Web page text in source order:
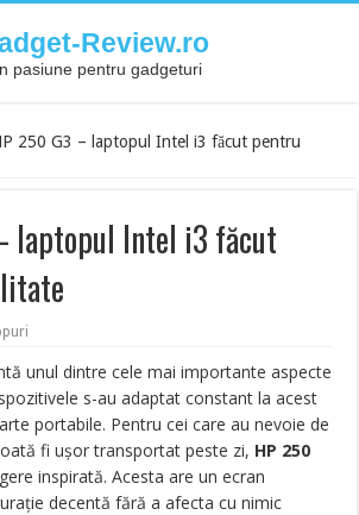
Review.ro
pasiune pentru gadgeturi
250 G3 – laptopul Intel i3 făcut pentru
laptopul Intel i3 făcut
unul dintre cele mai importante aspecte
s-au adaptat constant la acest
portabile. Pentru cei care au nevoie de
fi ușor transportat peste zi, HP 250
inspirată. Acesta are un ecran
decentă fără a afecta cu nimic